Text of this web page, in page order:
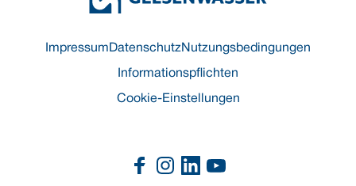
Impressum Datenschutz Nutzungsbedingungen
Informationspflichten
Cookie-Einstellungen